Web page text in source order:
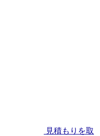
見積もりを取